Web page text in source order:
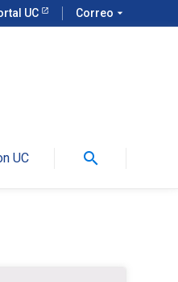
UC Correo arrow_drop_down
UC search